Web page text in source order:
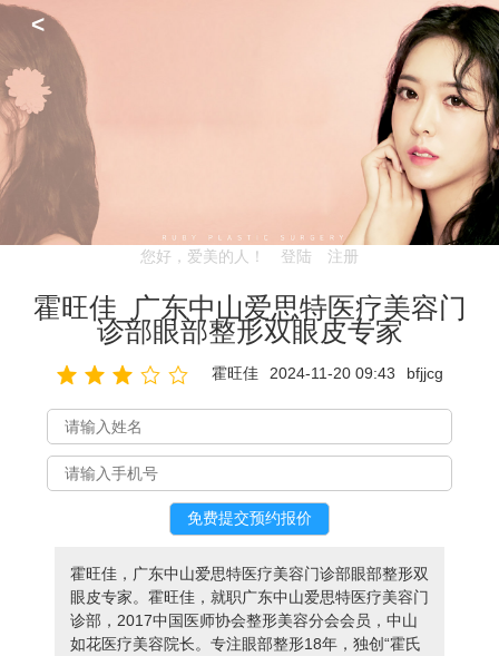
<
您好，爱美的人！ 登陆 注册
霍旺佳_广东中山爱思特医疗美容门
诊部眼部整形双眼皮专家
霍旺佳 2024-11-20 09:43 bfjjcg
霍旺佳，广东中山爱思特医疗美容门诊部眼部整形双
眼皮专家。霍旺佳，就职广东中山爱思特医疗美容门
诊部，2017中国医师协会整形美容分会会员，中山
如花医疗美容院长。专注眼部整形18年，独创“霍氏